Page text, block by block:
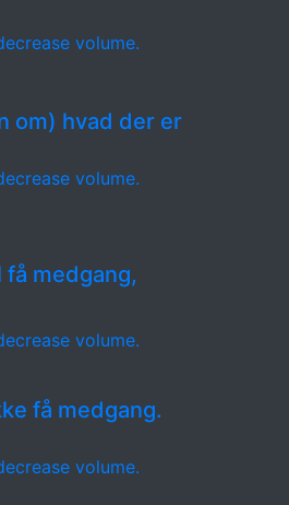
volume.
volume.
om) hvad der er
volume.
medgang,
volume.
få medgang.